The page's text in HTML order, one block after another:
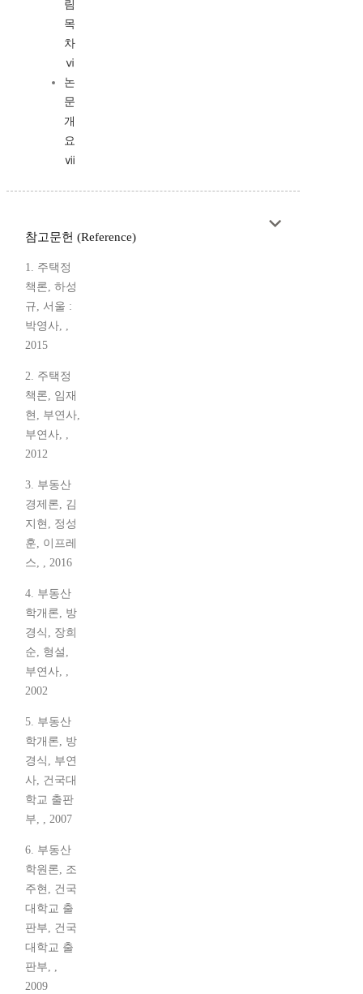
림
목
차
ⅵ
논
문
개
요
ⅶ
참고문헌 (Reference)
1. 주택정
책론, 하성
규, 서울 :
박영사, ,
2015
2. 주택정
책론, 임재
현, 부연사,
부연사, ,
2012
3. 부동산
경제론, 김
지현, 정성
훈, 이프레
스, , 2016
4. 부동산
학개론, 방
경식, 장희
순, 형설,
부연사, ,
2002
5. 부동산
학개론, 방
경식, 부연
사, 건국대
학교 출판
부, , 2007
6. 부동산
학원론, 조
주현, 건국
대학교 출
판부, 건국
대학교 출
판부, ,
2009